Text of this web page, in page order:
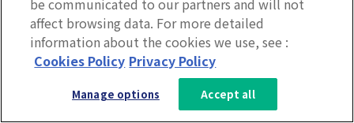
りません。
長期的な視点でインターナルコミュニケーションを推進
するためには、組織の中長期的なビジョンや戦略と連動
3分で分かるLumApps
サービス資料を無料ダウンロー
ド
be communicated to our partners and will not
affect browsing data. For more detailed
information about the cookies we use, see :
Cookies Policy Privacy Policy
Manage options Accept all